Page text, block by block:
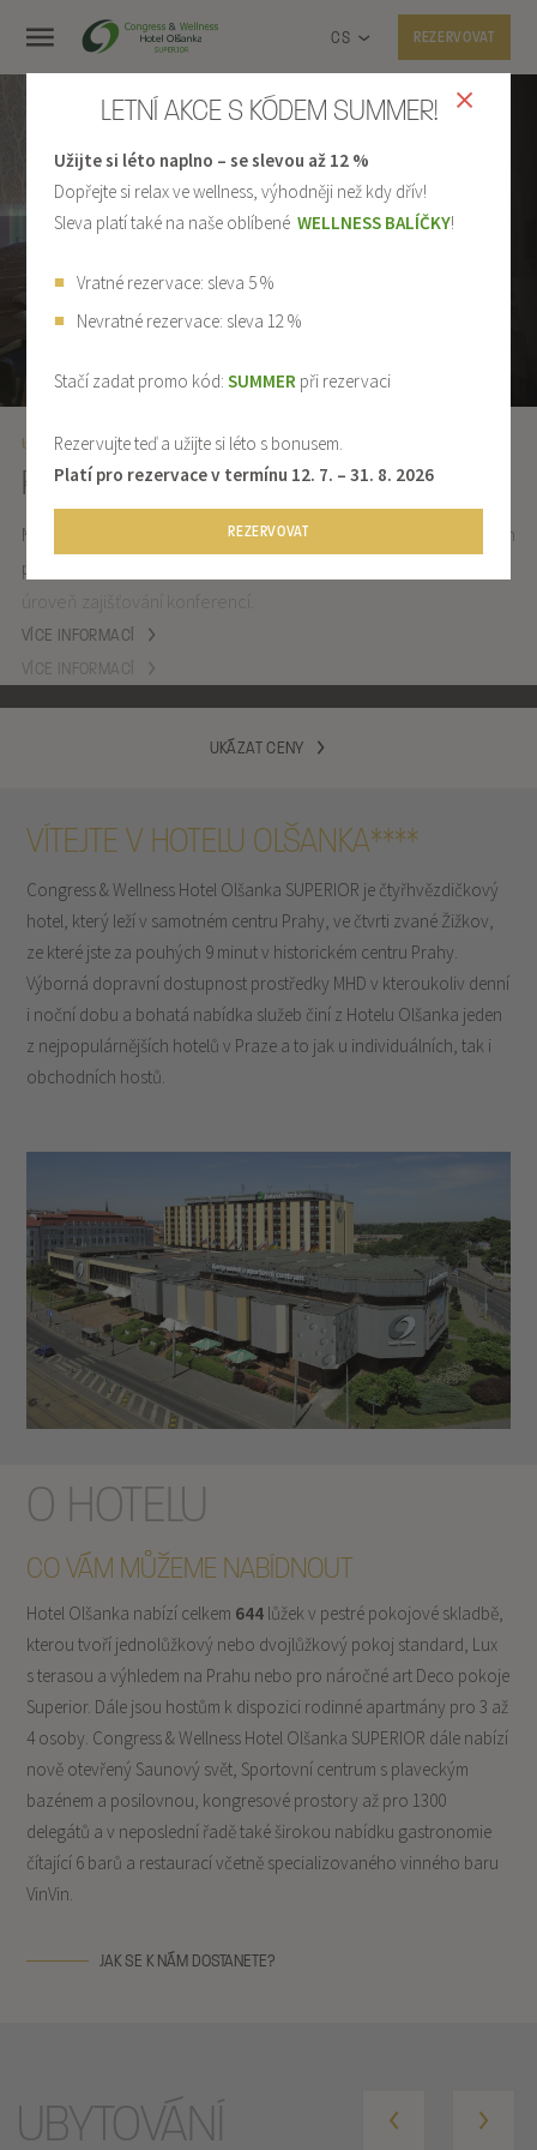
CS REZERVOVAT
KONFERENCE
KONFERENCE
KONGRESOVÉ CENTRUM
Hotel Olšanka je současně i moderním kongresovým centrem
usilující o co největší komfort svých hostů a nabízející nejvyšší
úroveň zajišťování konferencí.
VÍCE INFORMACÍ
VÍTEJTE V HOTELU OLŠANKA****
Congress & Wellness Hotel Olšanka SUPERIOR je čtyřhvězdičkový
hotel, který leží v samotném centru Prahy, ve čtvrti zvané Žižkov,
ze které jste za pouhých 9 minut v historickém centru Prahy.
Výborná dopravní dostupnost prostředky MHD v kteroukoliv denní
i noční dobu a bohatá nabídka služeb činí z Hotelu Olšanka jeden
z nejpopulárnějších hotelů v Praze a to jak u individuálních, tak i
O HOTELU
CO VÁM MŮŽEME NABÍDNOUT
Hotel Olšanka nabízí celkem 644
lůžek v pestré pokojové skladbě,
kterou tvoří jednolůžkový nebo dvojlůžkový pokoj standard, Lux
s terasou a výhledem na Prahu nebo pro náročné art Deco pokoje
Superior. Dále jsou hostům k dispozici rodinné apartmány pro 3 až
4 osoby. Congress & Wellness Hotel Olšanka SUPERIOR dále nabízí
nově otevřený Saunový svět, Sportovní centrum s plaveckým
bazénem a posilovnou, kongresové prostory až pro 1300
delegátů a v neposlední řadě také širokou nabídku gastronomie
čítající 6 barů a restaurací včetně specializovaného vinného baru
LETNÍ AKCE S KÓDEM SUMMER!
Užijte si léto naplno – se slevou až 12 %
Dopřejte si relax ve wellness, výhodněji než kdy dřív!
Sleva platí také na naše oblíbené WELLNESS BALÍČKY!
Vratné rezervace: sleva 5 %
Nevratné rezervace: sleva 12 %
Stačí zadat promo kód:SUMMER při rezervaci
Rezervujte teď a užijte si léto s bonusem.
Platí pro rezervace v termínu 12. 7. – 31. 8. 2026
REZERVOVAT